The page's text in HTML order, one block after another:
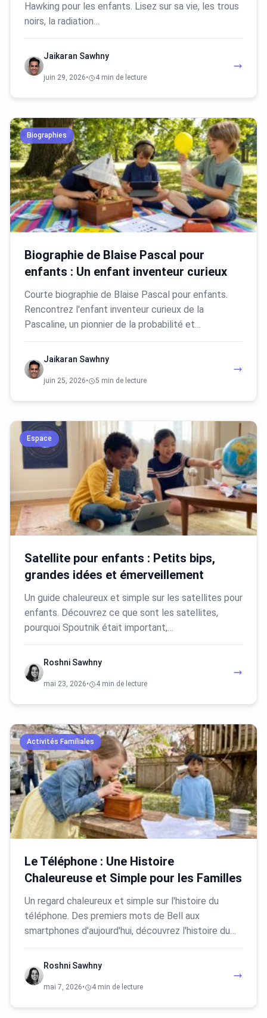
Hawking pour les enfants. Lisez sur sa vie, les trous
noirs, la radiation…
Jaikaran Sawhny
juin 29, 2026• 4 min de lecture
Biographies
Biographie de Blaise Pascal pour
enfants : Un enfant inventeur curieux
Courte biographie de Blaise Pascal pour enfants.
Rencontrez l'enfant inventeur curieux de la
Pascaline, un pionnier de la probabilité et…
Jaikaran Sawhny
juin 25, 2026• 5 min de lecture
Espace
Satellite pour enfants : Petits bips,
grandes idées et émerveillement
Un guide chaleureux et simple sur les satellites pour
enfants. Découvrez ce que sont les satellites,
pourquoi Spoutnik était important,…
Roshni Sawhny
mai 23, 2026• 4 min de lecture
Activités Familiales
Le Téléphone : Une Histoire
Chaleureuse et Simple pour les Familles
Un regard chaleureux et simple sur l'histoire du
téléphone. Des premiers mots de Bell aux
smartphones d'aujourd'hui, découvrez l'histoire du…
Roshni Sawhny
mai 7, 2026• 4 min de lecture